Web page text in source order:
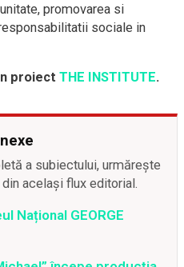
promovarea si
sociale in
proiect THE INSTITUTE.
a subiectului, urmărește
același flux editorial.
Național GEORGE